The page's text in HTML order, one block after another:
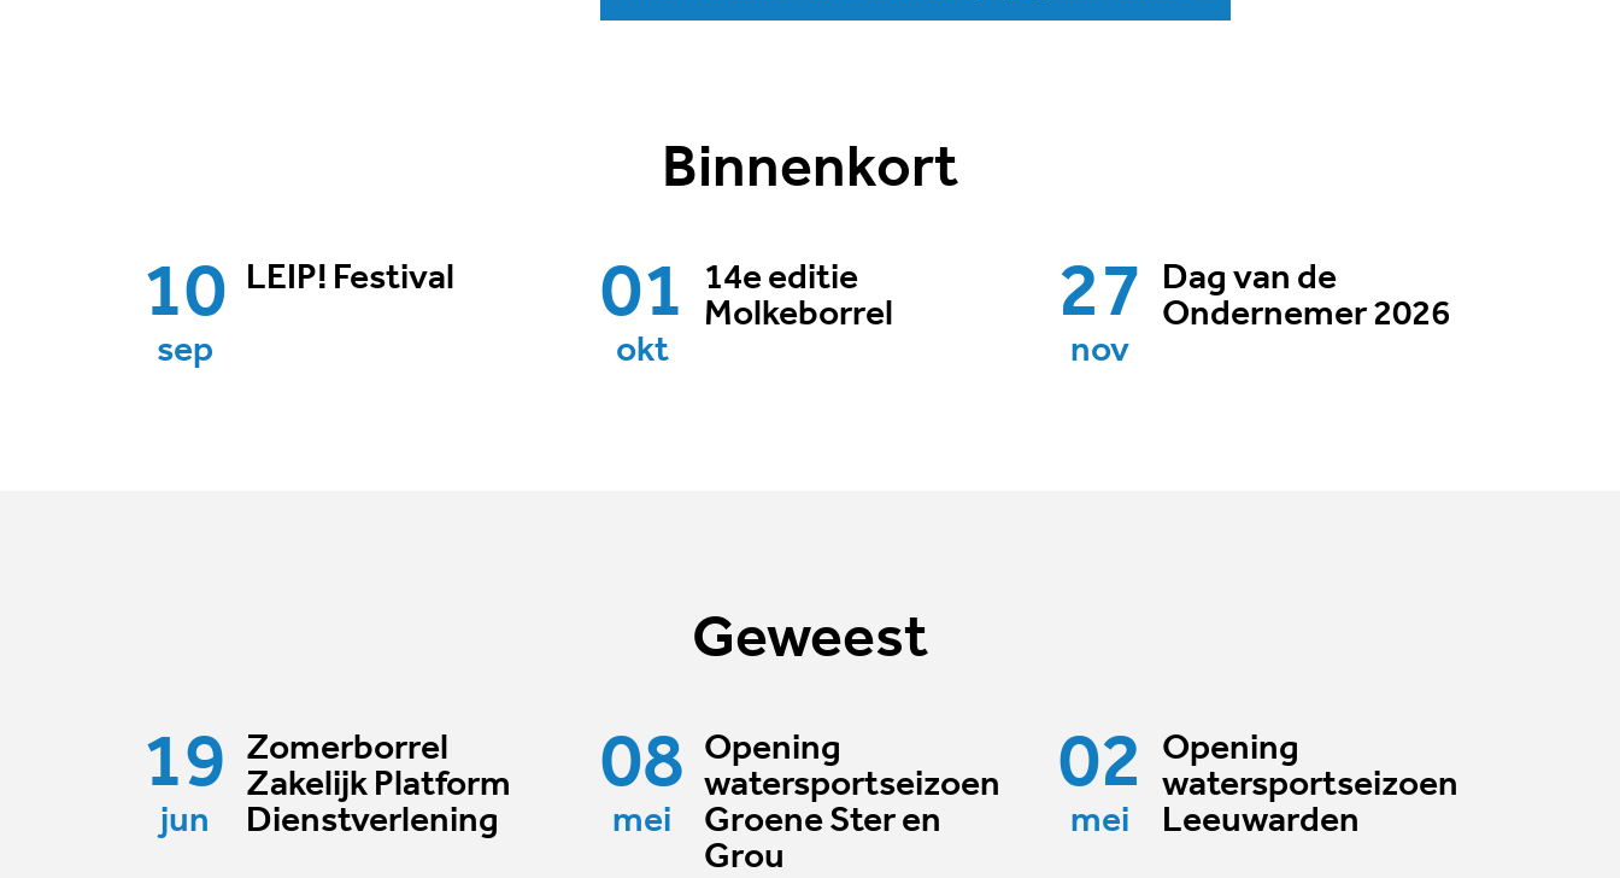
Binnenkort
10
sep
LEIP! Festival 01
okt
14e editie
Molkeborrel
27
nov
Dag van de
Ondernemer 2026
Geweest
19
jun
Zomerborrel
Zakelijk Platform
Dienstverlening
08
mei
Opening
watersportseizoen
Groene Ster en
Grou
02
mei
Opening
watersportseizoen
Leeuwarden